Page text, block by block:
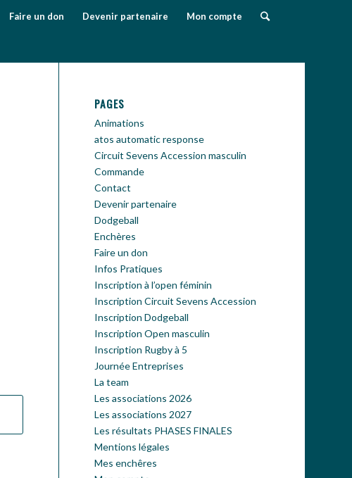
Faire un don Devenir partenaire Mon compte
PAGES
Animations
atos automatic response
Circuit Sevens Accession masculin
Commande
Contact
Devenir partenaire
Dodgeball
Enchères
Faire un don
Infos Pratiques
Inscription à l’open féminin
Inscription Circuit Sevens Accession
Inscription Dodgeball
Inscription Open masculin
Inscription Rugby à 5
Journée Entreprises
La team
Les associations 2026
Les associations 2027
Les résultats PHASES FINALES
Mentions légales
Mes enchêres